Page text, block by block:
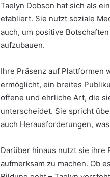
Taelyn Dobson hat sich als
etabliert. Sie nutzt soziale
auch, um positive
aufzubauen.
Ihre Präsenz auf Plattformen
ermöglicht, ein breites
offene und ehrliche Art, die
unterscheidet. Sie spricht
auch Herausforderungen,
Darüber hinaus nutzt sie ihre
aufmerksam zu machen. Ob